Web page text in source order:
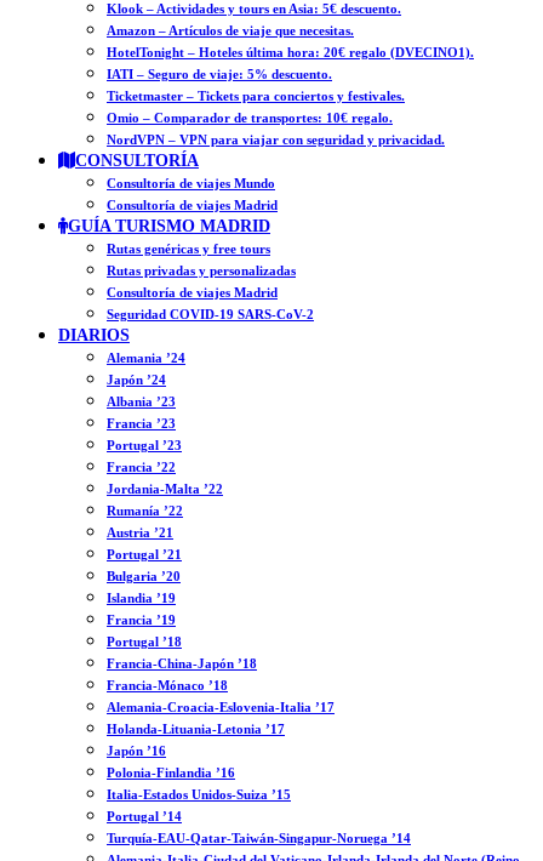
Klook – Actividades y tours en Asia: 5€ descuento.
Amazon – Artículos de viaje que necesitas.
HotelTonight – Hoteles última hora: 20€ regalo (DVECINO1).
IATI – Seguro de viaje: 5% descuento.
Ticketmaster – Tickets para conciertos y festivales.
Omio – Comparador de transportes: 10€ regalo.
NordVPN – VPN para viajar con seguridad y privacidad.
CONSULTORÍA
Consultoría de viajes Mundo
Consultoría de viajes Madrid
GUÍA TURISMO MADRID
Rutas genéricas y free tours
Rutas privadas y personalizadas
Consultoría de viajes Madrid
Seguridad COVID-19 SARS-CoV-2
DIARIOS
Alemania ’24
Japón ’24
Albania ’23
Francia ’23
Portugal ’23
Francia ’22
Jordania-Malta ’22
Rumanía ’22
Austria ’21
Portugal ’21
Bulgaria ’20
Islandia ’19
Francia ’19
Portugal ’18
Francia-China-Japón ’18
Francia-Mónaco ’18
Alemania-Croacia-Eslovenia-Italia ’17
Holanda-Lituania-Letonia ’17
Japón ’16
Polonia-Finlandia ’16
Italia-Estados Unidos-Suiza ’15
Portugal ’14
Turquía-EAU-Qatar-Taiwán-Singapur-Noruega ’14